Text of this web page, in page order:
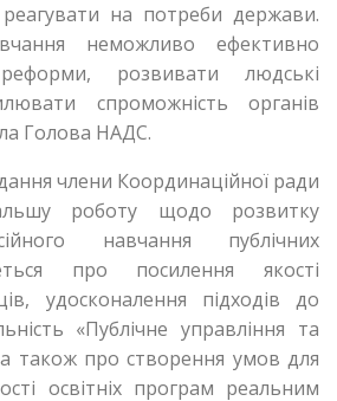
на потреби держави.
неможливо ефективно
розвивати людські
спроможність органів
Голова НАДС.
члени Координаційної ради
роботу щодо розвитку
навчання публічних
про посилення якості
удосконалення підходів до
«Публічне управління та
а також про створення умов для
освітніх програм реальним